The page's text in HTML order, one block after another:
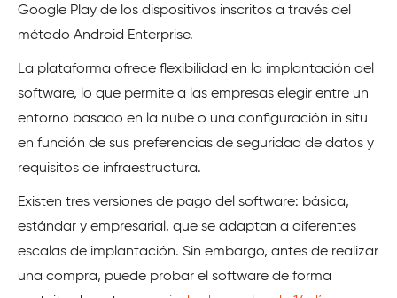
Google Play de los dispositivos inscritos a través del
método Android Enterprise.
La plataforma ofrece flexibilidad en la implantación del
software, lo que permite a las empresas elegir entre un
entorno basado en la nube o una configuración in situ
en función de sus preferencias de seguridad de datos y
requisitos de infraestructura.
Existen tres versiones de pago del software: básica,
estándar y empresarial, que se adaptan a diferentes
escalas de implantación. Sin embargo, antes de realizar
una compra, puede probar el software de forma